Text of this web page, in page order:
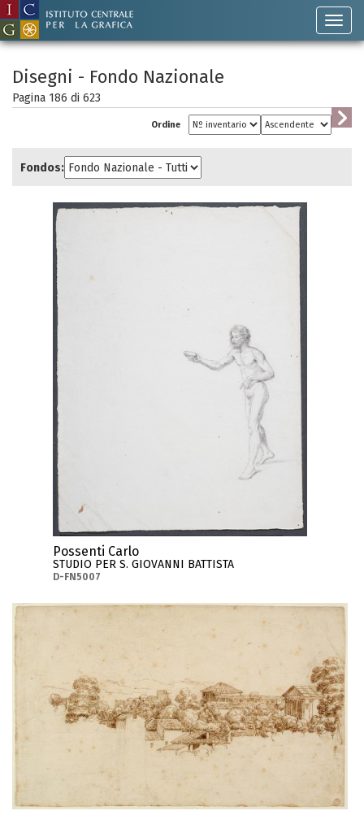
Disegni - Fondo Nazionale
Pagina 186 di 623
Ordine
Fondos:
Possenti Carlo
STUDIO PER S. GIOVANNI BATTISTA
D-FN5007